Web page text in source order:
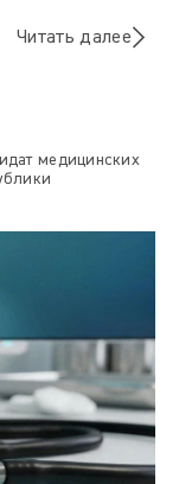
Читать далее
медицинских